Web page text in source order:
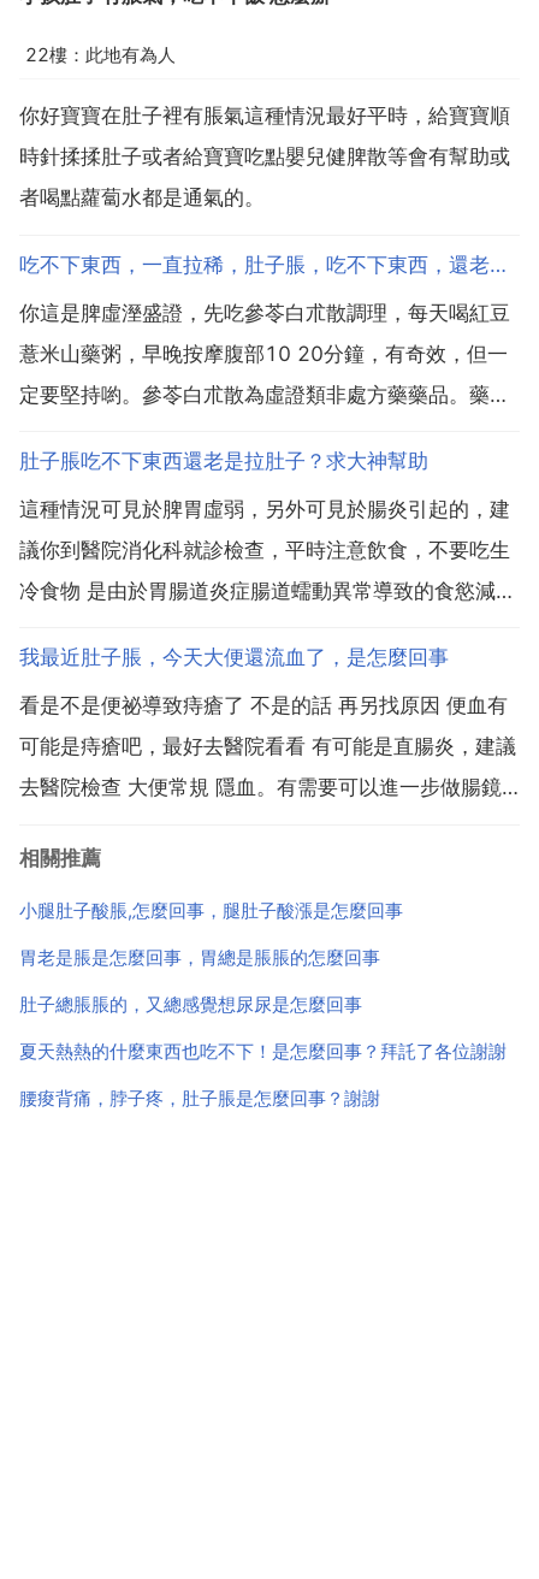
22樓：此地有為人
你好寶寶在肚子裡有脹氣這種情況最好平時，給寶寶順
時針揉揉肚子或者給寶寶吃點嬰兒健脾散等會有幫助或
者喝點蘿蔔水都是通氣的。
吃不下東西，一直拉稀，肚子脹，吃不下東西，還老是拉肚子？求大神幫助
你這是脾虛溼盛證，先吃參苓白朮散調理，每天喝紅豆
薏米山藥粥，早晚按摩腹部10 20分鐘，有奇效，但一
定要堅持喲。參苓白朮散為虛證類非處方藥藥品。藥方
梗而成。參苓白朮散兼有滲溼行氣作用，並有保肺之
效，是 脾虛溼盛證及體現 培土生金 治法的常用方劑...
肚子脹吃不下東西還老是拉肚子？求大神幫助
這種情況可見於脾胃虛弱，另外可見於腸炎引起的，建
議你到醫院消化科就診檢查，平時注意飲食，不要吃生
冷食物 是由於胃腸道炎症腸道蠕動異常導致的食慾減退
素進行調節 期間多喝熱水。你好，根據你的描述，初步
診斷為腸炎，建議做大便常規，必要時可以做腸鏡檢查
確診，在...
我最近肚子脹，今天大便還流血了，是怎麼回事
看是不是便祕導致痔瘡了 不是的話 再另找原因 便血有
可能是痔瘡吧，最好去醫院看看 有可能是直腸炎，建議
去醫院檢查 大便常規 隱血。有需要可以進一步做腸鏡
腸胃不好，多喝點湯，例如小米湯等等，吃點水果消化
消化，多喝水，慢慢就好了 肚子裡有脹氣，吃點消食
片...
相關推薦
小腿肚子酸脹,怎麼回事，腿肚子酸漲是怎麼回事
胃老是脹是怎麼回事，胃總是脹脹的怎麼回事
肚子總脹脹的，又總感覺想尿尿是怎麼回事
夏天熱熱的什麼東西也吃不下！是怎麼回事？拜託了各位謝謝
腰痠背痛，脖子疼，肚子脹是怎麼回事？謝謝